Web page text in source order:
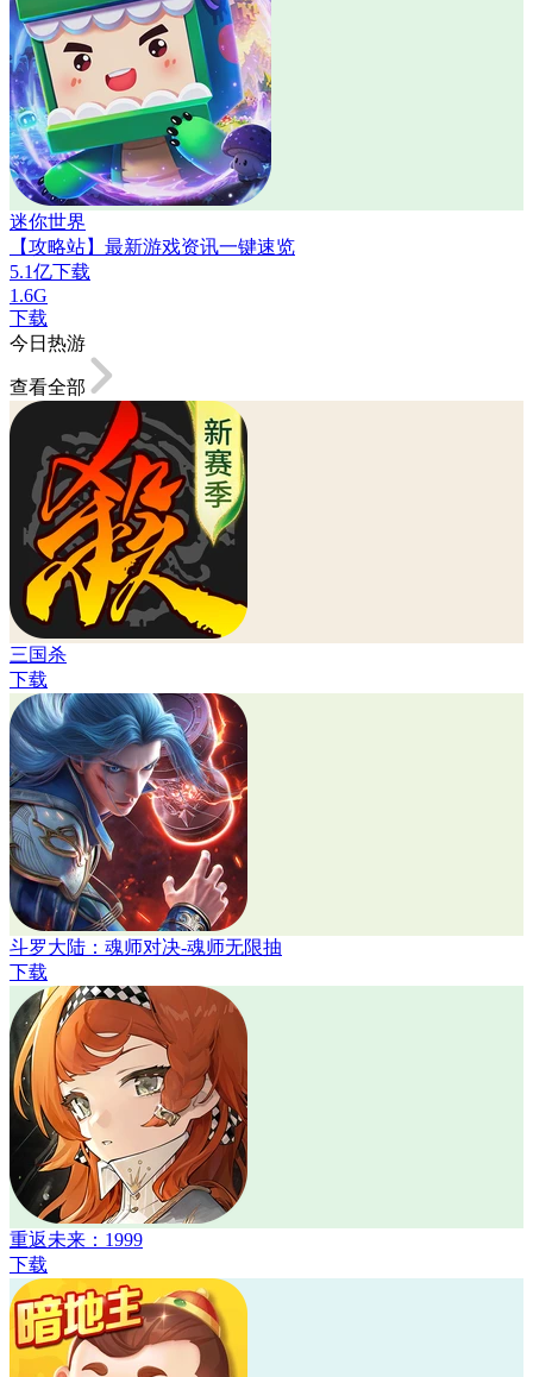
迷你世界
【攻略站】最新游戏资讯一键速览
5.1亿下载
1.6G
下载
今日热游
查看全部
三国杀
下载
斗罗大陆：魂师对决-魂师无限抽
下载
重返未来：1999
下载